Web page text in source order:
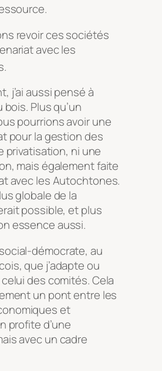
.
revoir ces sociétés
avec les
.
j’ai aussi pensé à
bois. Plus qu’un
pourrions avoir une
pour la gestion des
privatisation, ni une
mais également faite
avec les Autochtones.
globale de la
possible, et plus
essence aussi.
démocrate, au
que j’adapte ou
des comités. Cela
un pont entre les
et
profite d’une
avec un cadre